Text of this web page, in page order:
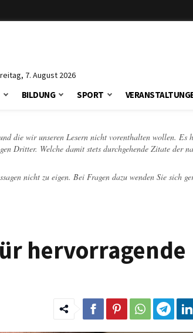
7. August 2026
BILDUNG SPORT
die wir unseren Lesern nicht vorenthalten wollen. Es
Dritter. Welche damit stets durchgehende Zitate der
nicht zu eigen. Bei Fragen dazu wenden Sie sich
hervorragende